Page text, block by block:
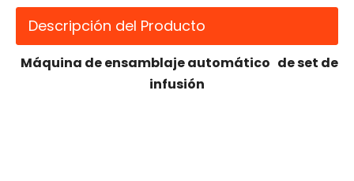
Descripción del Producto
Máquina de ensamblaje automático de set de
infusión